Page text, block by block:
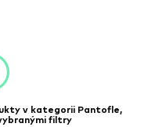
v kategorii Pantofle,
filtry